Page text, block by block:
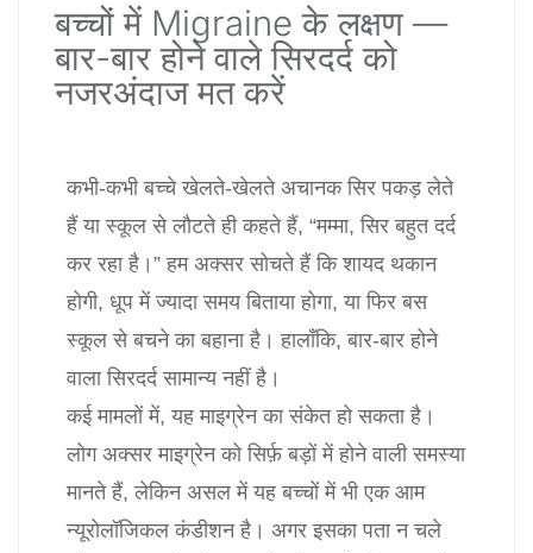
बच्चों में Migraine के लक्षण —
बार-बार होने वाले सिरदर्द को
नजरअंदाज मत करें
कभी-कभी बच्चे खेलते-खेलते अचानक सिर पकड़ लेते
हैं या स्कूल से लौटते ही कहते हैं, “मम्मा, सिर बहुत दर्द
कर रहा है।” हम अक्सर सोचते हैं कि शायद थकान
होगी, धूप में ज्यादा समय बिताया होगा, या फिर बस
स्कूल से बचने का बहाना है। हालाँकि, बार-बार होने
वाला सिरदर्द सामान्य नहीं है।
कई मामलों में, यह माइग्रेन का संकेत हो सकता है।
लोग अक्सर माइग्रेन को सिर्फ़ बड़ों में होने वाली समस्या
मानते हैं, लेकिन असल में यह बच्चों में भी एक आम
न्यूरोलॉजिकल कंडीशन है। अगर इसका पता न चले